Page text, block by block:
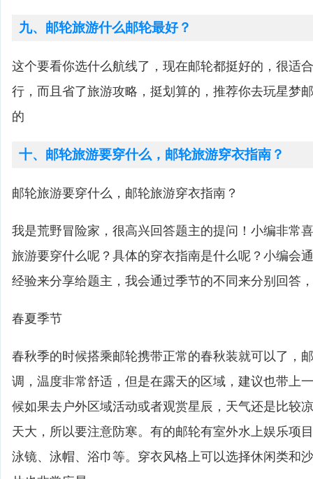
九、邮轮旅游什么邮轮最好？
这个要看你选什么航线了，现在邮轮都挺好的，很适
行，而且省了旅游攻略，挺划算的，推荐你去玩星梦
的
十、邮轮旅游要穿什么，邮轮旅游穿衣指南？
邮轮旅游要穿什么，邮轮旅游穿衣指南？
我是荒野冒险家，很高兴回答题主的提问！小编非常
旅游要穿什么呢？具体的穿衣指南是什么呢？小编会
经验来分享给题主，我会通过季节的不同来分别回答
春夏季节
春秋季的时候搭乘邮轮携带正常的春秋装就可以了，
调，温度非常舒适，但是在露天的区域，建议也带上
候如果去户外区域活动或者观赏星辰，天气还是比较
天大，所以要注意防寒。有的邮轮有室外水上娱乐项
泳镜、泳帽、浴巾等。穿衣风格上可以选择休闲类和